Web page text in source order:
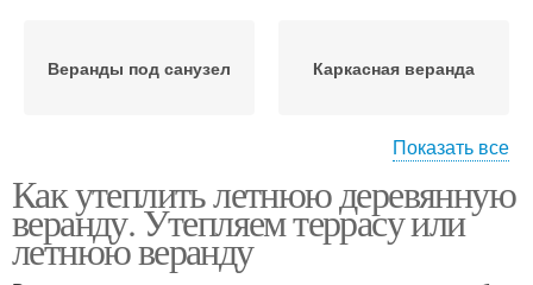
Веранды под санузел Каркасная веранда
Веранда к дому
Показать все
Как утеплить летнюю деревянную
веранду. Утепляем террасу или
летнюю веранду